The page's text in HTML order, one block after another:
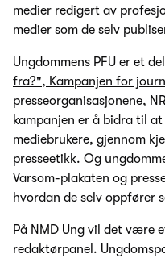
medier redigert av
medier som de selv
Ungdommens PFU er et
fra?", Kampanjen for
presseorganisasjonene,
kampanjen er å bidra til
mediebrukere, gjennom
presseetikk. Og
Varsom-plakaten og
hvordan de selv oppfører
På NMD Ung vil det være
redaktørpanel.